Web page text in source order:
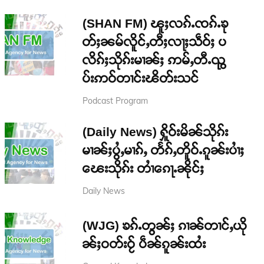
(SHAN FM) ၽူႈလၵ်ႉၸၵ်ႉၶု
တ်ႈၼမ်လိူင်ႇတီႈလႃႈသဵဝ်ႈ ပ
လိၵ်ႈသိုၵ်းမၢၼ်ႈ ဢမ်ႇတီႉၺွ
ပ်းဢဝ်တၢင်းၽိတ်းသင်
Podcast Program
(Daily News) ႁိူဝ်းမိၼ်သိုၵ်း
မၢၼ်ႈပွႆႇမၢၵ်ႇ တႅၵ်ႇတိူဝ်ႉၵူၼ်းပၢႆႈ
ၽေးသိုၵ်း တၢႆၵေႃႉၼိုင်ႈ
Daily News
(WJG) ၶၵ်ႉတွၼ်ႈ ၵၢၼ်တၢင်ႇယို
ၼ်ႈဝတ်းဝႂ် ပဵၼ်ၵူၼ်းထႆး